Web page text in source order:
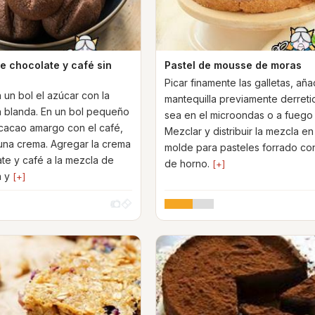
chocolate y café sin
un bol el azúcar con la
blanda. En un bol pequeño
amargo con el café,
crema. Agregar la crema
y café a la mezcla de
y [+]
Pastel de mousse de moras
Picar finamente las galletas,
mantequilla previamente
sea en el microondas o a
Mezclar y distribuir la mezcla
molde para pasteles forrado
de horno. [+]